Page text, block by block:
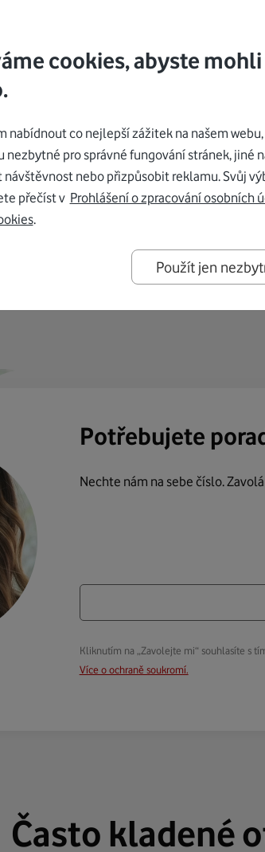
vám dáme
Kč měsíčně
Potřebujete
Nechte nám na sebe číslo.
Kliknutím na „Zavolejte mi“ souhlasíte s
Více o ochraně soukromí.
Často kladené
cookies, abyste
nabídnout co nejlepší zážitek na našem
nezbytné pro správné fungování stránek, jiné
návštěvnost nebo přizpůsobit reklamu. Svůj
přečíst v Prohlášení o zpracování osobních
.
Použít jen